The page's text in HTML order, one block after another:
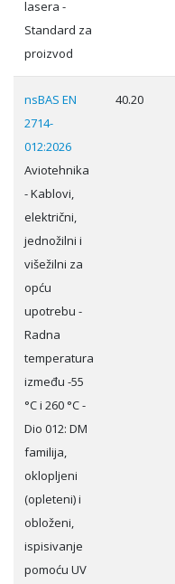
lasera -
Standard za
proizvod
nsBAS EN
2714-
012:2026
Aviotehnika
- Kablovi,
električni,
jednožilni i
višežilni za
opću
upotrebu -
Radna
temperatura
između -55
°C i 260 °C -
Dio 012: DM
familija,
oklopljeni
(opleteni) i
obloženi,
ispisivanje
pomoću UV
40.20